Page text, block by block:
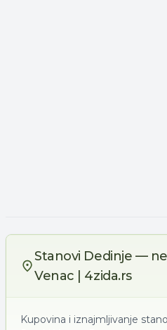
Stanovi Dedinje —
Venac | 4zida.rs
Kupovina i iznajmljivanje